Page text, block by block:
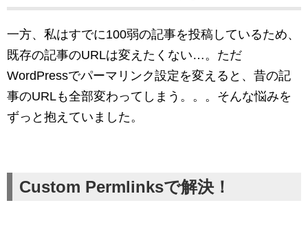
一方、私はすでに100弱の記事を投稿しているため、
既存の記事のURLは変えたくない…。ただ
WordPressでパーマリンク設定を変えると、昔の記
事のURLも全部変わってしまう。。。そんな悩みを
ずっと抱えていました。
Custom Permlinksで解決！